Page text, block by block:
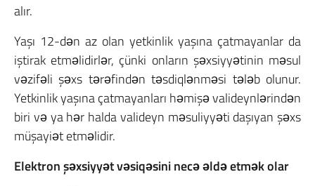
alır.
Yaşı 12-dən az olan yetkinlik yaşına çatmayanlar da
iştirak etməlidirlər, çünki onların şəxsiyyətinin məsul
vəzifəli şəxs tərəfindən təsdiqlənməsi tələb olunur.
Yetkinlik yaşına çatmayanları həmişə valideynlərindən
biri və ya hər halda valideyn məsuliyyəti daşıyan şəxs
müşayiət etməlidir.
Elektron şəxsiyyət vəsiqəsini necə əldə etmək olar